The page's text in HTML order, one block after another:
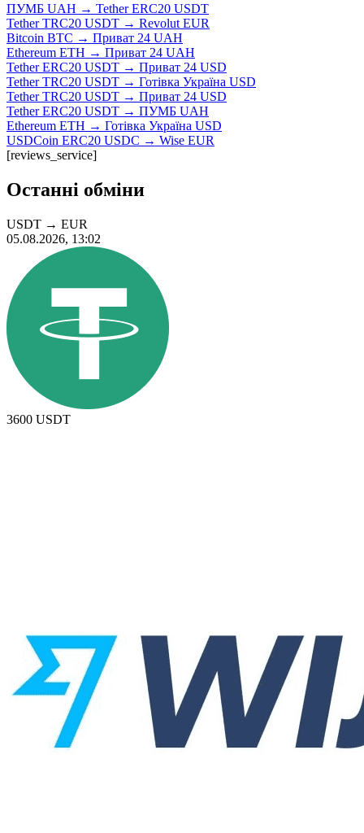
ПУМБ UAH → Tether ERC20 USDT
Tether TRC20 USDT → Revolut EUR
Bitcoin BTC → Приват 24 UAH
Ethereum ETH → Приват 24 UAH
Tether ERC20 USDT → Приват 24 USD
Tether TRC20 USDT → Готівка Україна USD
Tether TRC20 USDT → Приват 24 USD
Tether ERC20 USDT → ПУМБ UAH
Ethereum ETH → Готівка Україна USD
USDCoin ERC20 USDC → Wise EUR
[reviews_service]
Останні обміни
USDT → EUR
05.08.2026, 13:02
3600 USDT